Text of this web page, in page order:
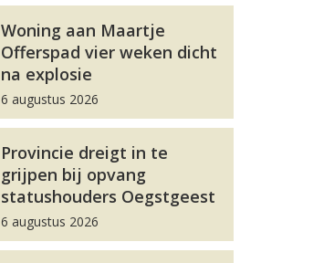
Woning aan Maartje
Offerspad vier weken dicht
na explosie
6 augustus 2026
Provincie dreigt in te
grijpen bij opvang
statushouders Oegstgeest
6 augustus 2026